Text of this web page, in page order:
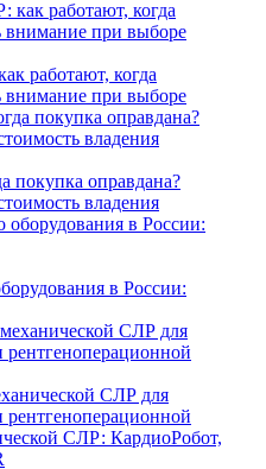
работают, когда
внимание при выборе
покупка оправдана?
владения
в России:
СЛР для
рентгеноперационной